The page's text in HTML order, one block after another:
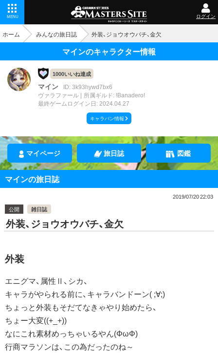
MENU ログイン
ホーム みんなの旅日誌 外装、ジョウオウバチ、金欠
マインのキャラクター情報
1000いいね達成
マイン
ID: 3k93hywd7bx6
ヴァラファール
所属ギルド: !Banadero!
最終ゲームログイン日: 2024.04.27
キャラバン情報
マイページ 旅日誌 図鑑
マインの旅日誌
2019/07/20 22:03
公開
雑日誌
外装、ジョウオウバチ、金欠
外装
エニグマ、属性Ⅱ、シカ、
キャラがやられる前に、キャラバンドーン( ;∀;)
ちょっと外装もそだてなきゃやり始めたら、
ちょー大変((+_+))
なにこれ素材めっちゃいるやん(ΦωΦ)
行商マラソンは、この為だったのね～